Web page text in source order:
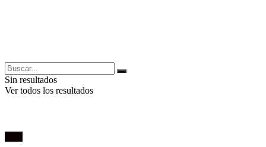
Sin resultados
Ver todos los resultados